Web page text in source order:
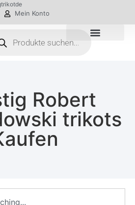
Mein Konto
Robert
trikots